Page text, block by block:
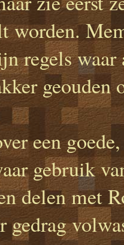
worden.
regels
geouden
een
gebruik
delen met
gedrag